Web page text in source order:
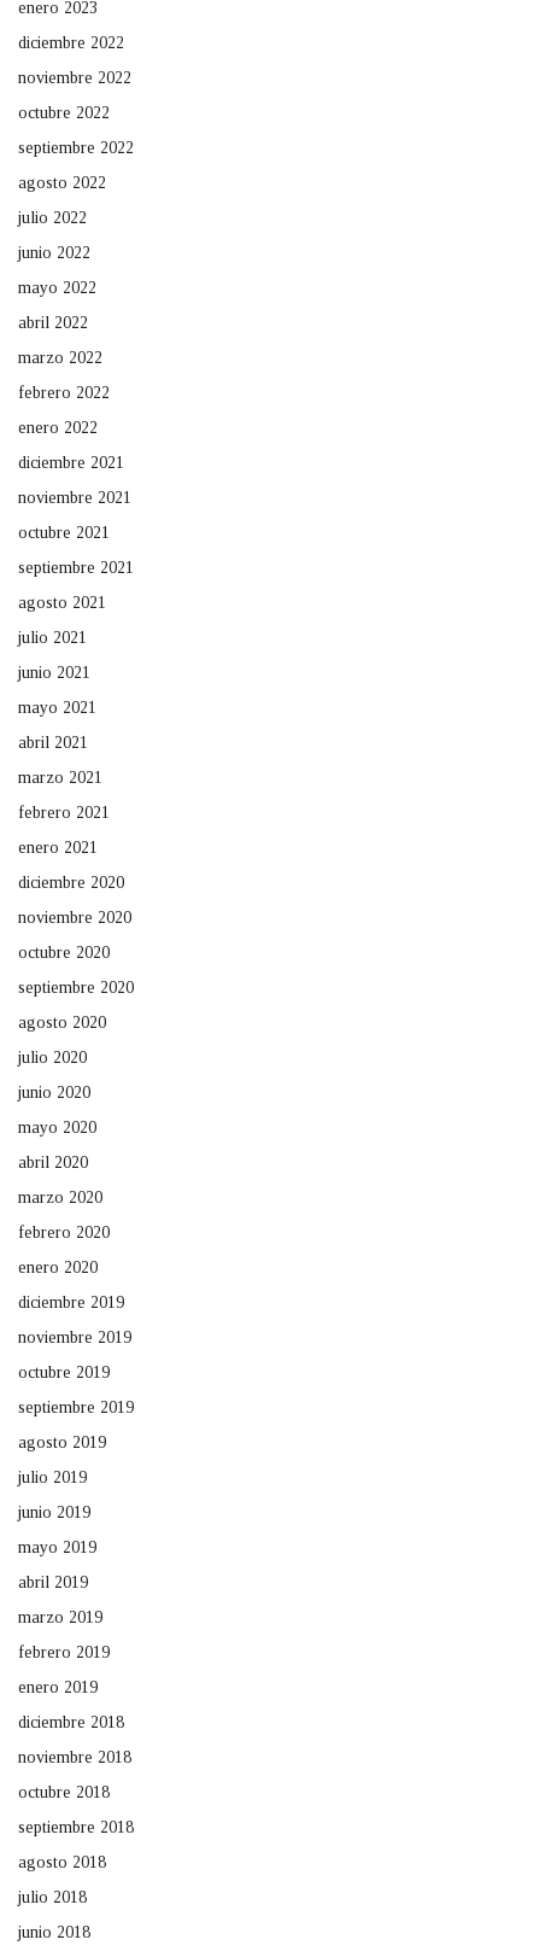
enero 2023
diciembre 2022
noviembre 2022
octubre 2022
septiembre 2022
agosto 2022
julio 2022
junio 2022
mayo 2022
abril 2022
marzo 2022
febrero 2022
enero 2022
diciembre 2021
noviembre 2021
octubre 2021
septiembre 2021
agosto 2021
julio 2021
junio 2021
mayo 2021
abril 2021
marzo 2021
febrero 2021
enero 2021
diciembre 2020
noviembre 2020
octubre 2020
septiembre 2020
agosto 2020
julio 2020
junio 2020
mayo 2020
abril 2020
marzo 2020
febrero 2020
enero 2020
diciembre 2019
noviembre 2019
octubre 2019
septiembre 2019
agosto 2019
julio 2019
junio 2019
mayo 2019
abril 2019
marzo 2019
febrero 2019
enero 2019
diciembre 2018
noviembre 2018
octubre 2018
septiembre 2018
agosto 2018
julio 2018
junio 2018